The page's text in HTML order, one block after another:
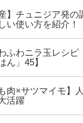
】チュニジア発の
い使い方を紹介！
ふわニラ玉レシピ
ん」45】
肉×サツマイモ】
活躍